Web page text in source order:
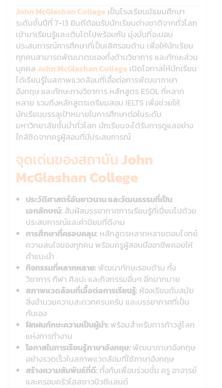
John McGlashan College เป็นโรงเรียนมัธยมศึกษา
ระดับชั้นปีที่ 7-13 ยินดีต้อนรับนักเรียนต่างชาติจากทั่วโลก
เข้ามาเรียนรู้และเติบโตไปพร้อมกัน มุ่งมั่นที่จะมอบ
ประสบการณ์การศึกษาที่เป็นเลิศรอบด้าน เพื่อให้นักเรียน
ทุกคนสามารถพัฒนาตนเองทั้งด้านวิชาการ และทักษะส่วน
บุคคล John McGlashan College เปิดโอกาสให้นักเรียน
ได้เรียนรู้ในสภาพแวดล้อมที่เอื้อต่อการพัฒนาภาษา
อังกฤษ และทักษะทางวิชาการ หลักสูตร ESOL ที่หลาก
หลาย รวมถึงหลักสูตรเตรียมสอบ IELTS เพื่อช่วยให้
นักเรียนบรรลุเป้าหมายในการศึกษาต่อในระดับ
มหาวิทยาลัยชั้นนำทั่วโลก นักเรียนจะได้รับการดูแลอย่าง
ใกล้ชิดจากครูผู้สอนที่มีประสบการณ์
จุดเด่นของสถาบันJohn
McGlashan College
ประวัติศาสตร์อันยาวนาน และวัฒนธรรมที่เป็น
เอกลักษณ์: สัมผัสบรรยากาศการเรียนรู้ที่เปี่ยมไปด้วย
ประสบการณ์และค่านิยมที่ดีงาม
การศึกษาที่ครอบคลุม: หลักสูตรหลากหลายตอบโจทย์
ความสนใจของทุกคน พร้อมครูผู้สอนมืออาชีพคอยให้
คำแนะนำ
กิจกรรมที่หลากหลาย: พัฒนาทักษะรอบด้าน ทั้ง
วิชาการ กีฬา ศิลปะ และกิจกรรมอื่นๆ อีกมากมาย
สภาพแวดล้อมที่เอื้อต่อการเรียนรู้: ห้องเรียนทันสมัย
สิ่งอำนวยความสะดวกครบครัน และบรรยากาศที่เป็น
กันเอง
ฝึกฝนทักษะความเป็นผู้นำ: พร้อมสำหรับการก้าวสู่โลก
แห่งการทำงาน
โอกาสในการเรียนรู้ภาษาอังกฤษ: พัฒนาภาษาอังกฤษ
อย่างรวดเร็วในสภาพแวดล้อมที่ใช้ภาษาอังกฤษ
สร้างความสัมพันธ์ที่ดี: ทั้งกับเพื่อนร่วมชั้น ครู อาจารย์
และครอบครัวโฮสชาวนิวซีเเลนด์